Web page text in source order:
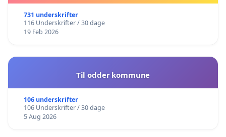
731 underskrifter
116 Underskrifter / 30 dage
19 Feb 2026
Til odder kommune
106 underskrifter
106 Underskrifter / 30 dage
5 Aug 2026